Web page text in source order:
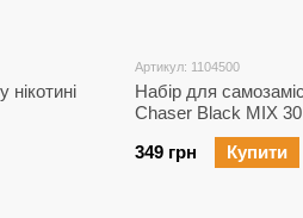
Артикул: 1104500
Набір для
Chaser Black MIX
349 грн
Купити